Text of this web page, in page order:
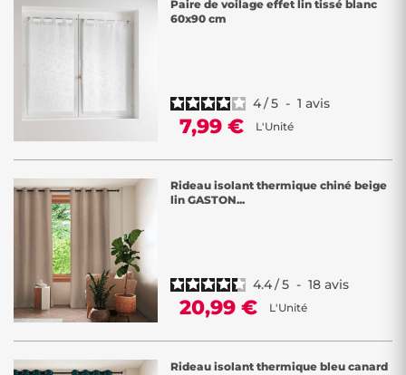
Paire de voilage effet lin tissé blanc
60x90 cm
4/5 - 1 avis
7,99 € L'Unité
Rideau isolant thermique chiné beige
lin GASTON...
4.4/5 - 18 avis
20,99 € L'Unité
Rideau isolant thermique bleu canard